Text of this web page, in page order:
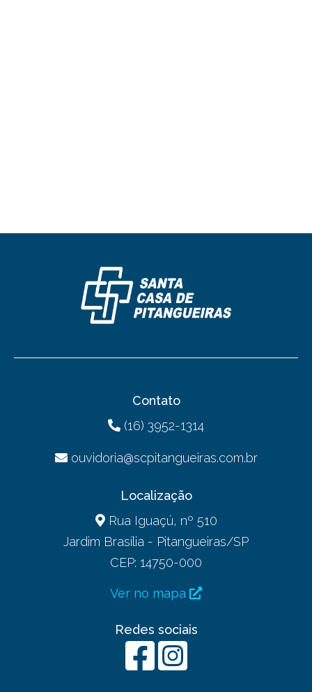
Contato
(16) 3952-1314
ouvidoria@scpitangueiras.com.br
Localização
Rua Iguaçú, nº 510
Jardim Brasília - Pitangueiras/SP
CEP: 14750-000
Ver no mapa
Redes sociais